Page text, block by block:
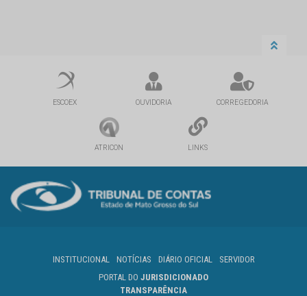
ESCOEX OUVIDORIA CORREGEDORIA
ATRICON LINKS
INSTITUCIONAL NOTÍCIAS DIÁRIO OFICIAL
SERVIDOR
PORTAL DO JURISDICIONADO
TRANSPARÊNCIA